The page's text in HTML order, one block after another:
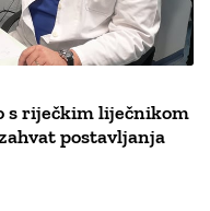
s riječkim liječnikom
postavljanja